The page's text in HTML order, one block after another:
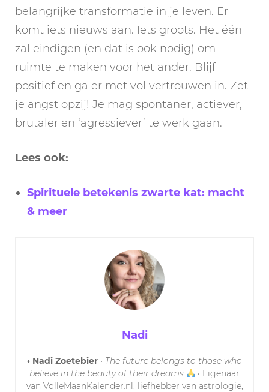
belangrijke transformatie in je leven. Er
komt iets nieuws aan. Iets groots. Het één
zal eindigen (en dat is ook nodig) om
ruimte te maken voor het ander. Blijf
positief en ga er met vol vertrouwen in. Zet
je angst opzij! Je mag spontaner, actiever,
brutaler en ‘agressiever’ te werk gaan.
Lees ook:
Spirituele betekenis zwarte kat: macht
& meer
Nadi
• Nadi Zoetebier • The future belongs to those who
believe in the beauty of their dreams
• Eigenaar
van VolleMaanKalender.nl, liefhebber van astrologie,